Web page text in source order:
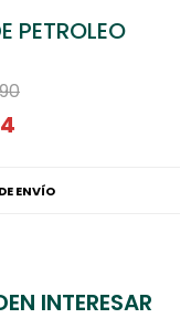
PETROLEO
ENVÍO
INTERESAR